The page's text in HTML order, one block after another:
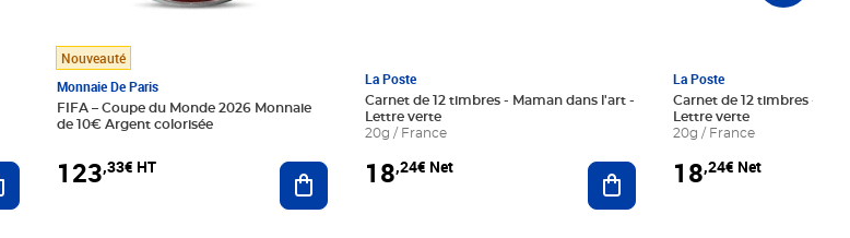
Ajouter au panier
Nouveauté
Monnaie De Paris
FIFA – Coupe du Monde 2026 Monnaie
de 10€ Argent colorisée
123,33€ HT Ajouter au panier
La Poste
Carnet de 12 timbres - Maman dans l'art -
Lettre verte
20g / France
18,24€ Net Ajouter au panier
La Poste
Carnet de 12 timbres - Le
Lettre verte
20g / France
18,24€ Net